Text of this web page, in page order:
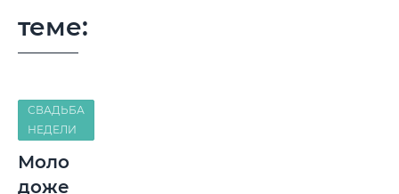
теме:
СВАДЬБА
НЕДЕЛИ
Моло
доже